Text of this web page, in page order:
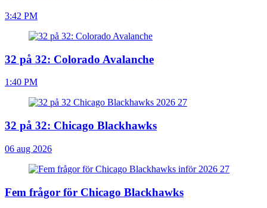
3:42 PM
32 på 32: Colorado Avalanche
1:40 PM
32 på 32: Chicago Blackhawks
06 aug 2026
Fem frågor för Chicago Blackhawks